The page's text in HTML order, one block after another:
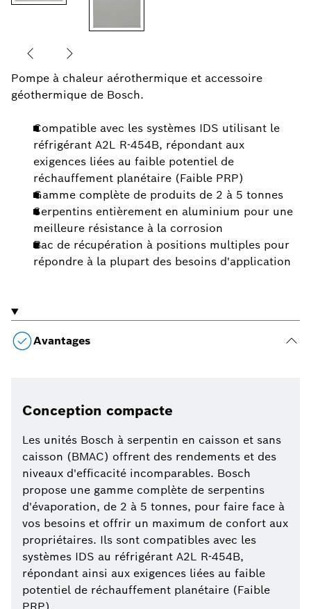
Pompe à chaleur aérothermique et accessoire
géothermique de Bosch.
Compatible avec les systèmes IDS utilisant le
réfrigérant A2L R-454B, répondant aux
exigences liées au faible potentiel de
réchauffement planétaire (Faible PRP)
Gamme complète de produits de 2 à 5 tonnes
Serpentins entièrement en aluminium pour une
meilleure résistance à la corrosion
Bac de récupération à positions multiples pour
répondre à la plupart des besoins d'application
Avantages
Conception compacte
Les unités Bosch à serpentin en caisson et sans
caisson (BMAC) offrent des rendements et des
niveaux d'efficacité incomparables. Bosch
propose une gamme complète de serpentins
d'évaporation, de 2 à 5 tonnes, pour faire face à
vos besoins et offrir un maximum de confort aux
propriétaires. Ils sont compatibles avec les
systèmes IDS au réfrigérant A2L R-454B,
répondant ainsi aux exigences liées au faible
potentiel de réchauffement planétaire (Faible